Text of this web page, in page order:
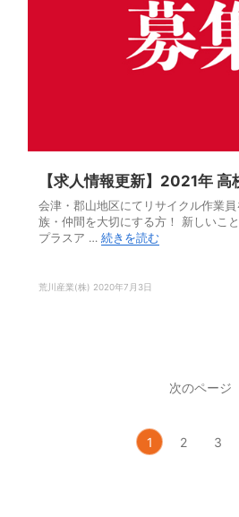
【求人情報更新】2021年
会津・郡山地区にてリサイクル作業
族・仲間を大切にする方！ 新しいこ
プラスア … 続きを読む
荒川産業(株) 2020年7月3日
次のページ
1 2 3